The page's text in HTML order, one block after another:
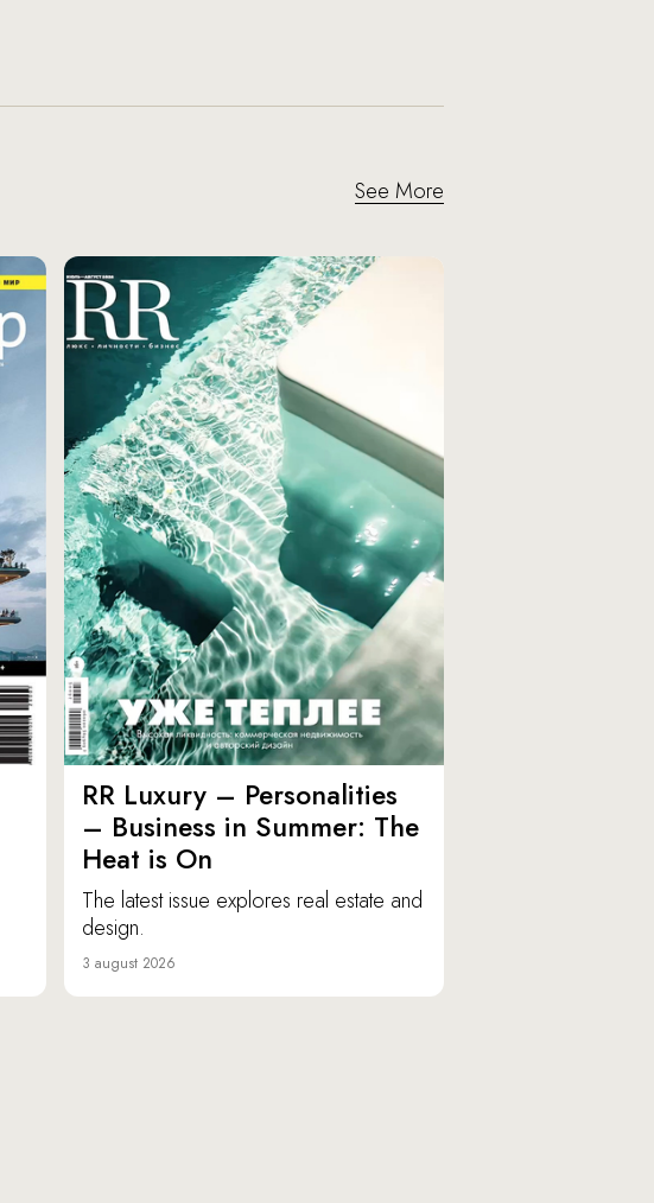
See More
RR Luxury – Personalities
– Business in Summer: The
Heat is On
The latest issue explores real estate and
design.
3 august 2026